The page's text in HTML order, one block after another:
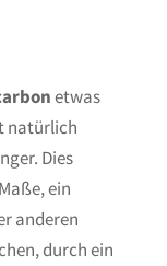
etwas
natürlich
Dies
ein
anderen
durch ein